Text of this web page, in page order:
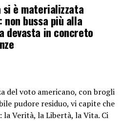
è materializzata
bussa più alla
devasta in concreto
del voto americano, con brogli
pudore residuo, vi capite che
la Verità, la Libertà, la Vita. Ci